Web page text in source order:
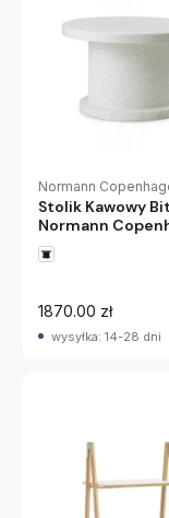
Normann
Stolik Kawowy
Normann
1870.00 zł
wysyłka: 14-28 dni